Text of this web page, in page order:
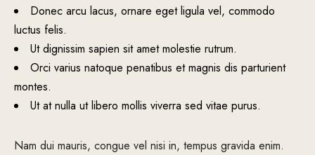
Donec arcu lacus, ornare eget ligula vel, commodo
luctus felis.
Ut dignissim sapien sit amet molestie rutrum.
Orci varius natoque penatibus et magnis dis parturient
montes.
Ut at nulla ut libero mollis viverra sed vitae purus.
Nam dui mauris, congue vel nisi in, tempus gravida enim.